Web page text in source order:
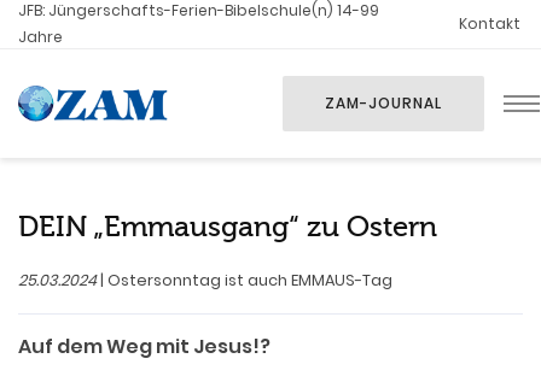
JFB: Jüngerschafts-Ferien-Bibelschule(n) 14-99
Jahre
Kontakt
ZAM-JOURNAL
DEIN „Emmausgang“ zu Ostern
25.03.2024| Ostersonntag ist auch EMMAUS-Tag
Auf dem Weg mit Jesus!?